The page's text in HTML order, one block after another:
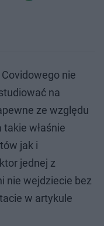
nie
na
ze względu
właśnie
jak i
jednej z
nie wejdziecie bez
w artykule